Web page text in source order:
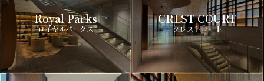
Royal Parks
ロイヤルパークス
CREST COURT
クレストコート